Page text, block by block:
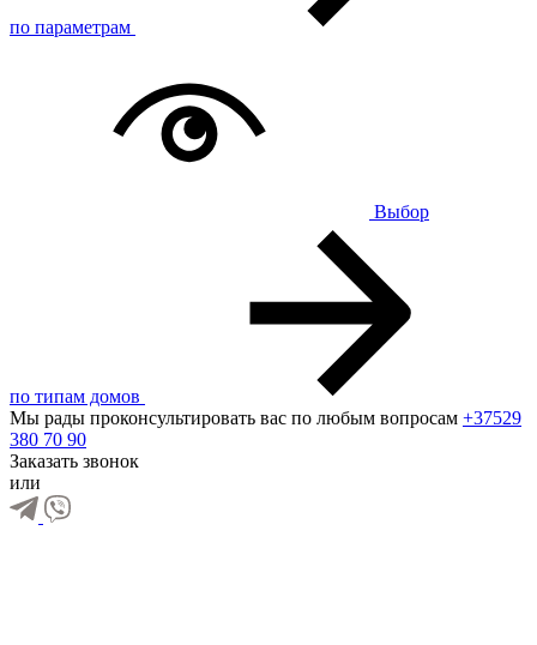
по параметрам
Выбор
по типам домов
Мы рады проконсультировать вас по любым вопросам +37529
380 70 90
Заказать звонок
или